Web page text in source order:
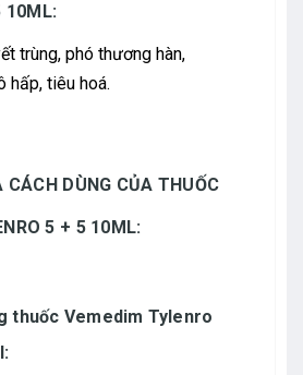
10ML:
trùng, phó thương hàn,
hấp, tiêu hoá.
CÁCH DÙNG CỦA THUỐC
5 + 5 10ML:
thuốc Vemedim Tylenro